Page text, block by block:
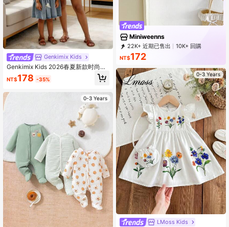
Genkimix Kids
Genkimix Kids 2026春夏新款时尚柔
软舒适面料夏季度假旅行必备蓝色水
洗牛仔连衣裙，饰有蝴蝶结刺绣，适
NT$178 -35%
0-3 Years
Miniweenns
22K+ 近期已售出
10K+ 回購
17K 訂閱
NT$172
0-3 Years
LMoss Kids